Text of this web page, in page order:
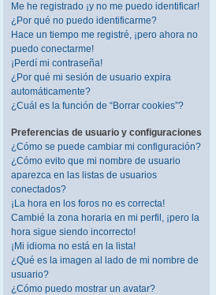
Me he registrado ¡y no me puedo identificar!
¿Por qué no puedo identificarme?
Hace un tiempo me registré, ¡pero ahora no
puedo conectarme!
¡Perdí mi contraseña!
¿Por qué mi sesión de usuario expira
automáticamente?
¿Cuál es la función de “Borrar cookies”?
Preferencias de usuario y configuraciones
¿Cómo se puede cambiar mi configuración?
¿Cómo evito que mi nombre de usuario
aparezca en las listas de usuarios
conectados?
¡La hora en los foros no es correcta!
Cambié la zona horaria en mi perfil, ¡pero la
hora sigue siendo incorrecto!
¡Mi idioma no está en la lista!
¿Qué es la imagen al lado de mi nombre de
usuario?
¿Cómo puedo mostrar un avatar?